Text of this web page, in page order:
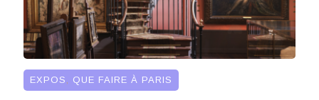
EXPOS QUE FAIRE À PARIS